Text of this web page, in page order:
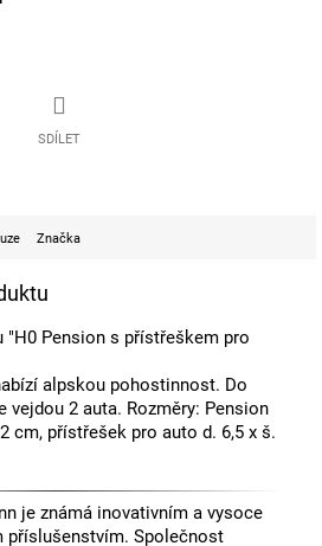
SDÍLET
Značka
"H0 Pension s přístřeškem pro
alpskou pohostinnost. Do
vejdou 2 auta. Rozměry: Pension
cm, přístřešek pro auto d. 6,5 x š.
je známá inovativním a vysoce
příslušenstvím. Společnost